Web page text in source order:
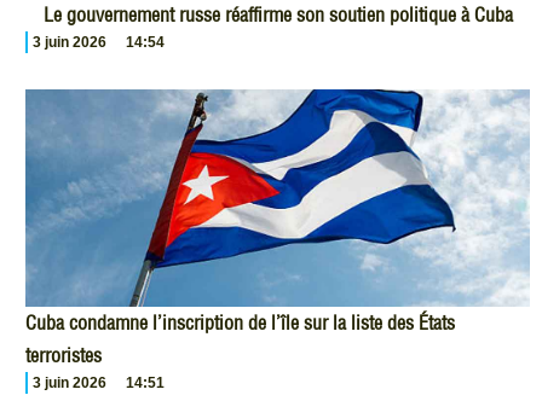
Le gouvernement russe réaffirme son soutien politique à Cuba
3 juin 2026 14:54
Cuba condamne l’inscription de l’île sur la liste des États
terroristes
3 juin 2026 14:51